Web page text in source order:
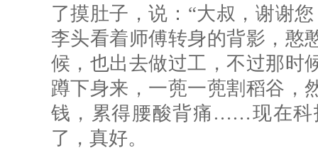
了摸肚子，说：“大叔，谢谢
李头看着师傅转身的背影，憨
候，也出去做过工，不过那时
蹲下身来，一蔸一蔸割稻谷，
钱，累得腰酸背痛……现在科
了，真好。